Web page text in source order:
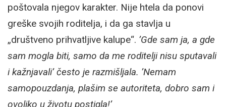
poštovala njegov karakter. Nije htela da ponovi
greške svojih roditelja, i da ga stavlja u
„društveno prihvatljive kalupe“. ’Gde sam ja, a gde
sam mogla biti, samo da me roditelji nisu sputavali
i kažnjavali’ često je razmišljala. ’Nemam
samopouzdanja, plašim se autoriteta, dobro sam i
ovoliko u životu postigla!’